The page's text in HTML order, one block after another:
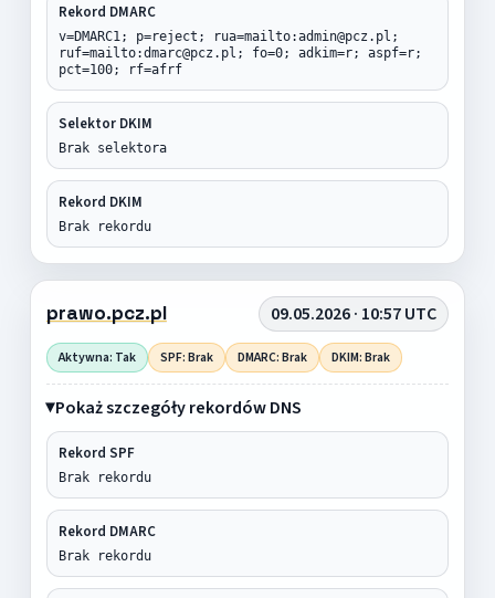
Rekord DMARC
v=DMARC1; p=reject; rua=mailto:admin@pcz.pl;
ruf=mailto:dmarc@pcz.pl; fo=0; adkim=r; aspf=r;
pct=100; rf=afrf
Selektor DKIM
Brak selektora
Rekord DKIM
Brak rekordu
prawo.pcz.pl 09.05.2026 · 10:57 UTC
Aktywna: Tak SPF: Brak DMARC: Brak DKIM: Brak
Pokaż szczegóły rekordów DNS
Rekord SPF
Brak rekordu
Rekord DMARC
Brak rekordu